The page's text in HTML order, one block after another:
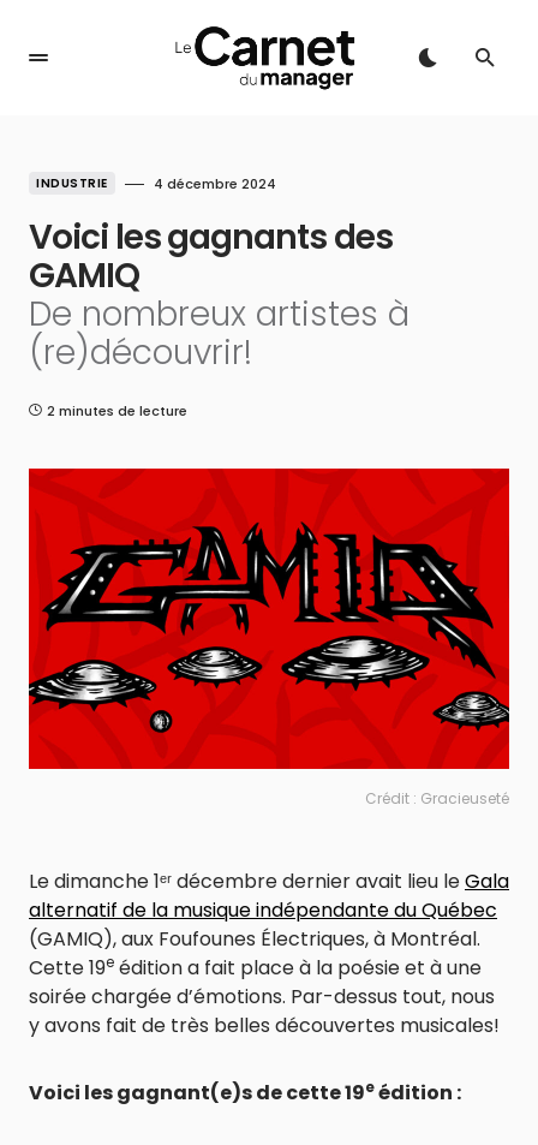
INDUSTRIE 4 décembre 2024
Voici les gagnants des
GAMIQ
De nombreux artistes à
(re)découvrir!
2 minutes de lecture
Crédit : Gracieuseté
Le dimanche 1ᵉʳ décembre dernier avait lieu leGala
alternatif de la musique indépendante du Québec
(GAMIQ), aux Foufounes Électriques, à Montréal.
Cette 19e édition a fait place à la poésie et à une
soirée chargée d’émotions. Par-dessus tout, nous
y avons fait de très belles découvertes musicales!
Voici les gagnant(e)s de cette 19eédition :